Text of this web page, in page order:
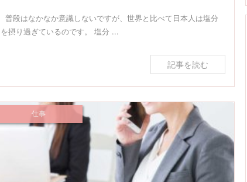
普段はなかなか意識しないですが、世界と比べて日本人は塩分
を摂り過ぎているのです。 塩分 ...
記事を読む
仕事